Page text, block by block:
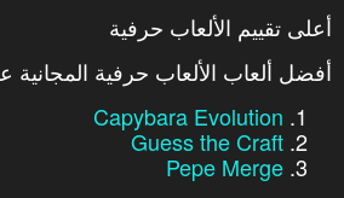
أعلى تقييم الألعاب حرفية
أفضل ألعاب الألعاب حرفية المجانية
Capybara Evolution
Guess the Craft
Pepe Merge